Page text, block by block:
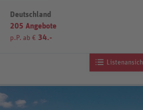
Deutschland
205 Angebote
p.P. ab € 34.-